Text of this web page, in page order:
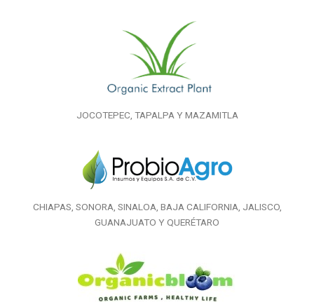
JOCOTEPEC, TAPALPA Y MAZAMITLA
CHIAPAS, SONORA, SINALOA, BAJA CALIFORNIA, JALISCO,
GUANAJUATO Y QUERÉTARO